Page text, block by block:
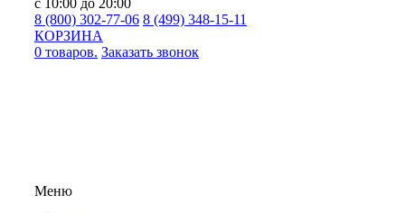
с 10:00 до 20:00
8 (800) 302-77-06 8 (499) 348-15-11
КОРЗИНА
0 товаров. Заказать звонок
Меню